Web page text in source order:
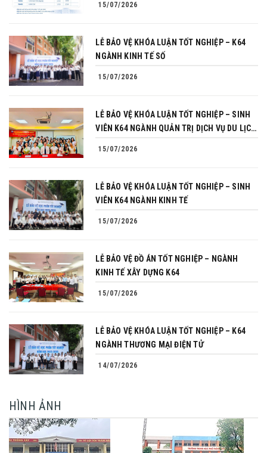
15/07/2026
LỄ BẢO VỆ KHÓA LUẬN TỐT NGHIỆP – K64
NGÀNH KINH TẾ SỐ
15/07/2026
LỄ BẢO VỆ KHÓA LUẬN TỐT NGHIỆP – SINH
VIÊN K64 NGÀNH QUẢN TRỊ DỊCH VỤ DU LỊCH
15/07/2026
LỄ BẢO VỆ KHÓA LUẬN TỐT NGHIỆP – SINH
VIÊN K64 NGÀNH KINH TẾ
15/07/2026
LỄ BẢO VỆ ĐỒ ÁN TỐT NGHIỆP – NGÀNH
KINH TẾ XÂY DỰNG K64
15/07/2026
LỄ BẢO VỆ KHÓA LUẬN TỐT NGHIỆP – K64
NGÀNH THƯƠNG MẠI ĐIỆN TỬ
14/07/2026
HÌNH ẢNH